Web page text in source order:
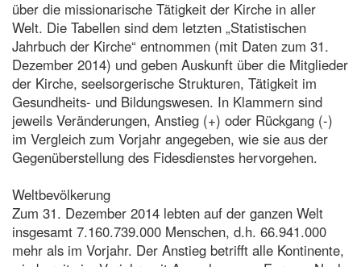
über die missionarische Tätigkeit der Kirche in aller
Welt. Die Tabellen sind dem letzten „Statistischen
Jahrbuch der Kirche“ entnommen (mit Daten zum 31.
Dezember 2014) und geben Auskunft über die Mitglieder
der Kirche, seelsorgerische Strukturen, Tätigkeit im
Gesundheits- und Bildungswesen. In Klammern sind
jeweils Veränderungen, Anstieg (+) oder Rückgang (-)
im Vergleich zum Vorjahr angegeben, wie sie aus der
Gegenüberstellung des Fidesdienstes hervorgehen.
Weltbevölkerung
Zum 31. Dezember 2014 lebten auf der ganzen Welt
insgesamt 7.160.739.000 Menschen, d.h. 66.941.000
mehr als im Vorjahr. Der Anstieg betrifft alle Kontinente,